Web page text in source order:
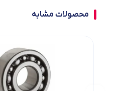
محصولات مشابه